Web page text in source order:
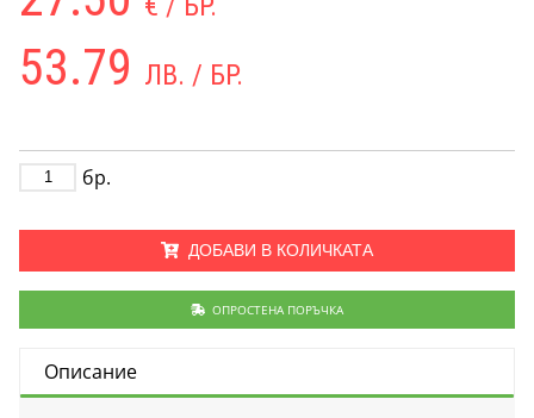
53.79 ЛВ. / БР.
бр.
ДОБАВИ В КОЛИЧКАТА
ОПРОСТЕНА ПОРЪЧКА
Описание